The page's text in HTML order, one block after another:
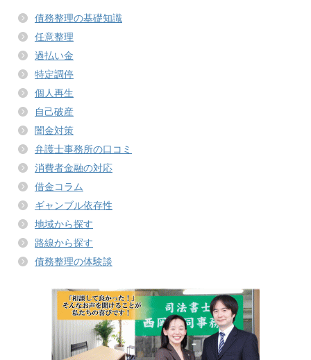
債務整理の基礎知識
任意整理
過払い金
特定調停
個人再生
自己破産
闇金対策
弁護士事務所の口コミ
消費者金融の対応
借金コラム
ギャンブル依存性
地域から探す
路線から探す
債務整理の体験談